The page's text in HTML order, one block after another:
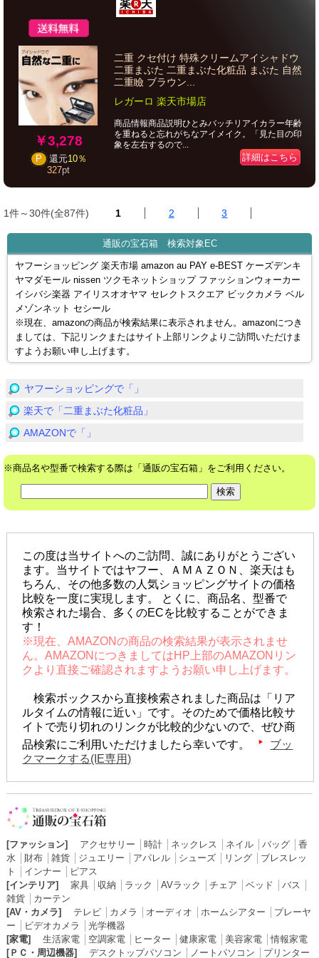
￥3,278
P 還元10％
327pt
二重 クセ付け 特殊クリームアイシャドウ
二重まぶた 二重まぶた化粧品 まぶた 自然
二重瞼 ブラウン...
レガーロ 楽天市場店
商品情報商品説明ひとみバッチリアイカラー年齢
を重ねると忘れがちなアイメイク。「見た目の印
象を左右するので...
詳細はこちら
1件～30件(全87件) 1 2 3
通販の宝石箱 検索対象EC
ヤフーショッピング 楽天市場 amazon au PAY e-BEST ケーズデンキ
ヤマダモール nissen ツクモネットショップ ファッションウォーカー
イシバシ楽器 アイリスオオヤマ セレクトスクエア ビックカメラ ベル
メゾンネット セシール
※現在、amazonの商品が検索結果に表示されません。amazonにつき
ましては、下記リンクまたはサイト上部リンクよりご訪問いただけま
すようお願い申し上げます。
ヤフーショッピングで「」
楽天で「二重まぶた化粧品」
AMAZONで「」
※商品名や型番で検索する際は「通販の宝石箱」をご利用ください。
この度は当サイトへのご訪問、誠にありがとうござい
ます。当サイトではヤフー、ＡＭＡＺＯＮ、楽天はも
ちろん、その他多数の人気ショッピングサイトの価格
比較を一度に実現します。 とくに、商品名、型番で
検索された場合、多くのECを比較することができま
す！
※現在、AMAZONの商品の検索結果が表示されませ
ん。AMAZONにつきましてはHP上部のAMAZONリン
クより直接ご確認されますようお願い申し上げます。
検索ボックスから直接検索されました商品は「リア
ルタイムの情報に近い」です。そのためで価格比較サ
イトで売り切れのリンクが比較的少ないので、ぜひ商
品検索にご利用いただけましたら幸いです。
ブッ
クマークする(IE専用)
[ファッション] アクセサリー 時計│ ネックレス ネイル│ バッグ│ 香
水
財布│ 雑貨│ ジュエリー アパレル│ シューズ│ リング│ ブレスレッ
ト
インナー
ピアス
[インテリア]
家具│ 収納 ラック AVラック チェア ベッド バス
雑貨│ カーテン
[AV・カメラ]
テレビ│ カメラ オーディオ ホームシアター
プレーヤ
ー
ビデオカメラ
光学機器
[家電]
生活家電│ 空調家電│ ヒーター 健康家電│ 美容家電│情報家電
[ＰＣ・周辺機器]
デスクトップパソコン ノートパソコン プリンター